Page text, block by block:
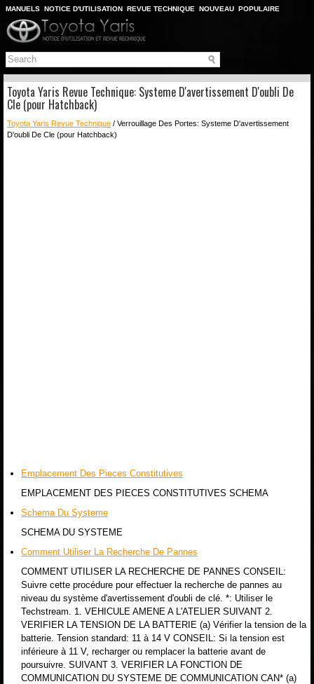
MANUELS NOTICE D'UTILISATION REVUE TECHNIQUE NOUVEAU POPULAIRE
PLAN DU SITE
CHERCHER
Toyota Yaris Revue Technique: Systeme D'avertissement D'oubli De
Cle (pour Hatchback)
Toyota Yaris Revue Technique / Verrouillage Des Portes: Systeme D'avertissement
D'oubli De Cle (pour Hatchback)
Emplacement Des Pieces Constitutives
EMPLACEMENT DES PIECES CONSTITUTIVES SCHEMA
Schema Du Systeme
SCHEMA DU SYSTEME
Comment Utiliser La Recherche De Pannes
COMMENT UTILISER LA RECHERCHE DE PANNES CONSEIL:
Suivre cette procédure pour effectuer la recherche de pannes au
niveau du système d'avertissement d'oubli de clé. *: Utiliser le
Techstream. 1. VEHICULE AMENE A L'ATELIER SUIVANT 2.
VERIFIER LA TENSION DE LA BATTERIE (a) Vérifier la tension de la
batterie. Tension standard: 11 à 14 V CONSEIL: Si la tension est
inférieure à 11 V, recharger ou remplacer la batterie avant de
poursuivre. SUIVANT 3. VERIFIER LA FONCTION DE
COMMUNICATION DU SYSTEME DE COMMUNICATION CAN* (a)